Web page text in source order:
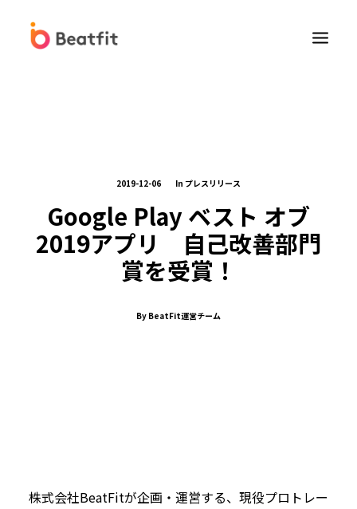
Beatfit for Biz
法人向けFitbit販売
2019-12-06 In プレスリリース
Google Play ベスト オブ
2019アプリ 自己改善部門
賞を受賞！
By BeatFit運営チーム
株式会社BeatFitが企画・運営する、現役プロトレー